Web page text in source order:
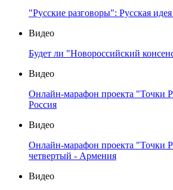
"Русские разговоры": Русская
Видео
Будет ли "Новороссийский
Видео
Онлайн-марафон проекта "Точки
Россия
Видео
Онлайн-марафон проекта "Точки
четвертый - Армения
Видео